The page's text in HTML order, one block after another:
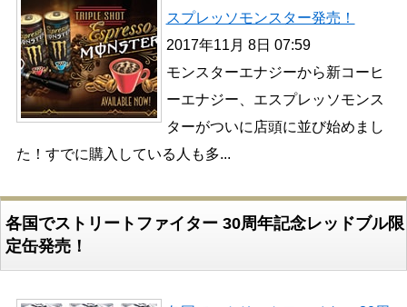
スプレッソモンスター発売！
2017年11月 8日 07:59
モンスターエナジーから新コーヒ
ーエナジー、エスプレッソモンス
ターがついに店頭に並び始めまし
た！すでに購入している人も多...
各国でストリートファイター 30周年記念レッドブル限
定缶発売！